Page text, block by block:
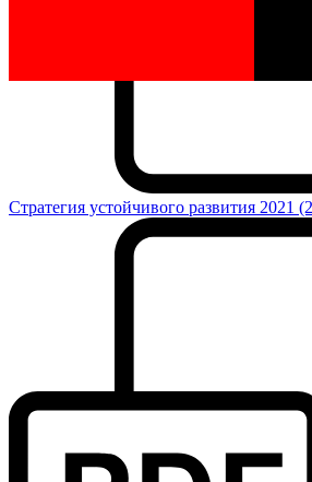
Стратегия устойчивого развития 2021